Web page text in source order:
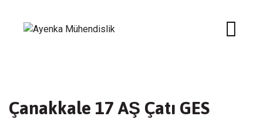
Çanakkale 17 AŞ Çatı GES